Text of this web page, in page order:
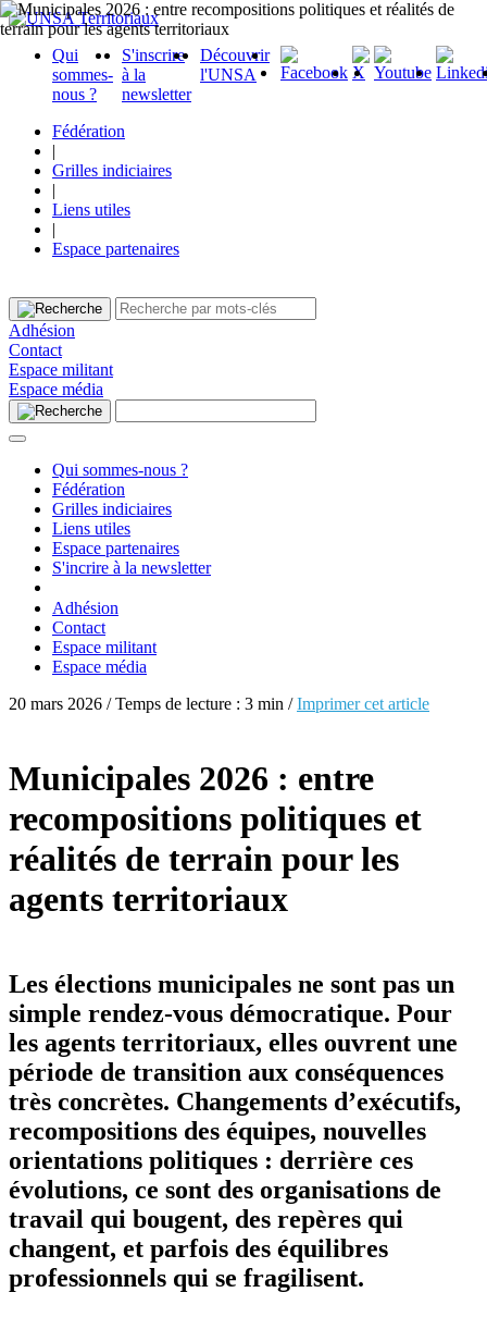
Qui
sommes-
nous ?
S'inscrire
à la
newsletter
Découvrir
l'UNSA
Fédération
|
Grilles indiciaires
|
Liens utiles
|
Espace partenaires
Adhésion
Contact
Espace militant
Espace média
Qui sommes-nous ?
Fédération
Grilles indiciaires
Liens utiles
Espace partenaires
S'incrire à la newsletter
Adhésion
Contact
Espace militant
Espace média
20 mars 2026 / Temps de lecture : 3 min /Imprimer cet article
Municipales 2026 : entre
recompositions politiques et
réalités de terrain pour les
agents territoriaux
Les élections municipales ne sont pas un
simple rendez-vous démocratique. Pour
les agents territoriaux, elles ouvrent une
période de transition aux conséquences
très concrètes. Changements d’exécutifs,
recompositions des équipes, nouvelles
orientations politiques : derrière ces
évolutions, ce sont des organisations de
travail qui bougent, des repères qui
changent, et parfois des équilibres
professionnels qui se fragilisent.